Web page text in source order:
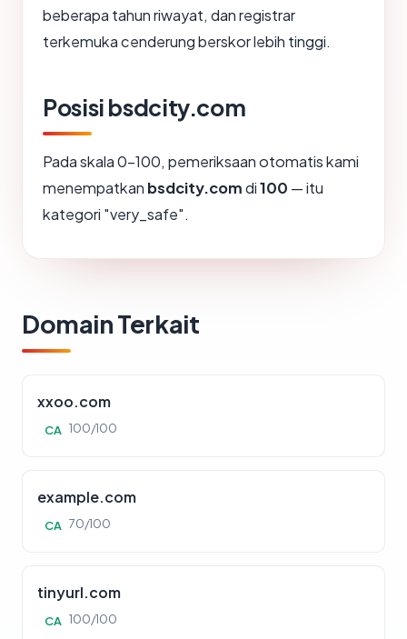
beberapa tahun riwayat, dan registrar
terkemuka cenderung berskor lebih tinggi.
Posisi bsdcity.com
Pada skala 0-100, pemeriksaan otomatis kami
menempatkan bsdcity.comdi100 — itu
kategori "very_safe".
Domain Terkait
xxoo.com
CA 100/100
example.com
CA 70/100
tinyurl.com
CA 100/100